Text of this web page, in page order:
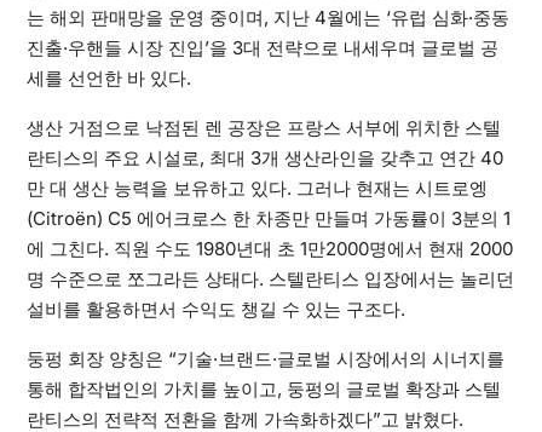
는 해외 판매망을 운영 중이며, 지난 4월에는 ‘유럽 심화·중동
진출·우핸들 시장 진입’을 3대 전략으로 내세우며 글로벌 공
세를 선언한 바 있다.
생산 거점으로 낙점된 렌 공장은 프랑스 서부에 위치한 스텔
란티스의 주요 시설로, 최대 3개 생산라인을 갖추고 연간 40
만 대 생산 능력을 보유하고 있다. 그러나 현재는 시트로엥
(Citroën) C5 에어크로스 한 차종만 만들며 가동률이 3분의 1
에 그친다. 직원 수도 1980년대 초 1만2000명에서 현재 2000
명 수준으로 쪼그라든 상태다. 스텔란티스 입장에서는 놀리던
설비를 활용하면서 수익도 챙길 수 있는 구조다.
둥펑 회장 양칭은 “기술·브랜드·글로벌 시장에서의 시너지를
통해 합작법인의 가치를 높이고, 둥펑의 글로벌 확장과 스텔
란티스의 전략적 전환을 함께 가속화하겠다”고 밝혔다.